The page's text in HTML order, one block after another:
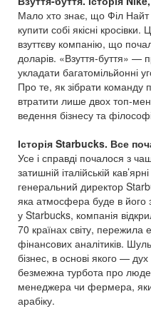
Мало хто знає, що Філ Найт
купити собі якісні
взуттєву компанію, що
доларів. «Взуття-буття» —
укладати багатомільйонні
Про те, як зібрати команду
втратити лише двох топ-
ведення бізнесу та
Історія Starbucks. Все
Усе і справді почалося з
затишній італійській
генеральний директор
яка атмосфера буде в його
у Starbucks, компанія
70 країнах світу, пережила
фінансових аналітиків.
бізнес, в основі якого —
безмежна турбота про
менеджера чи фермера,
арабіку.